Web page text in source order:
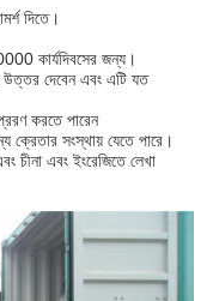
দিতে।
কার্যদিবসের জন্য।
উত্তর দেবেন এবং এটি যত
করতে পারেন
ক্রেতার সংস্থায় যেতে পারে।
চীনা এবং ইংরেজিতে লেখা